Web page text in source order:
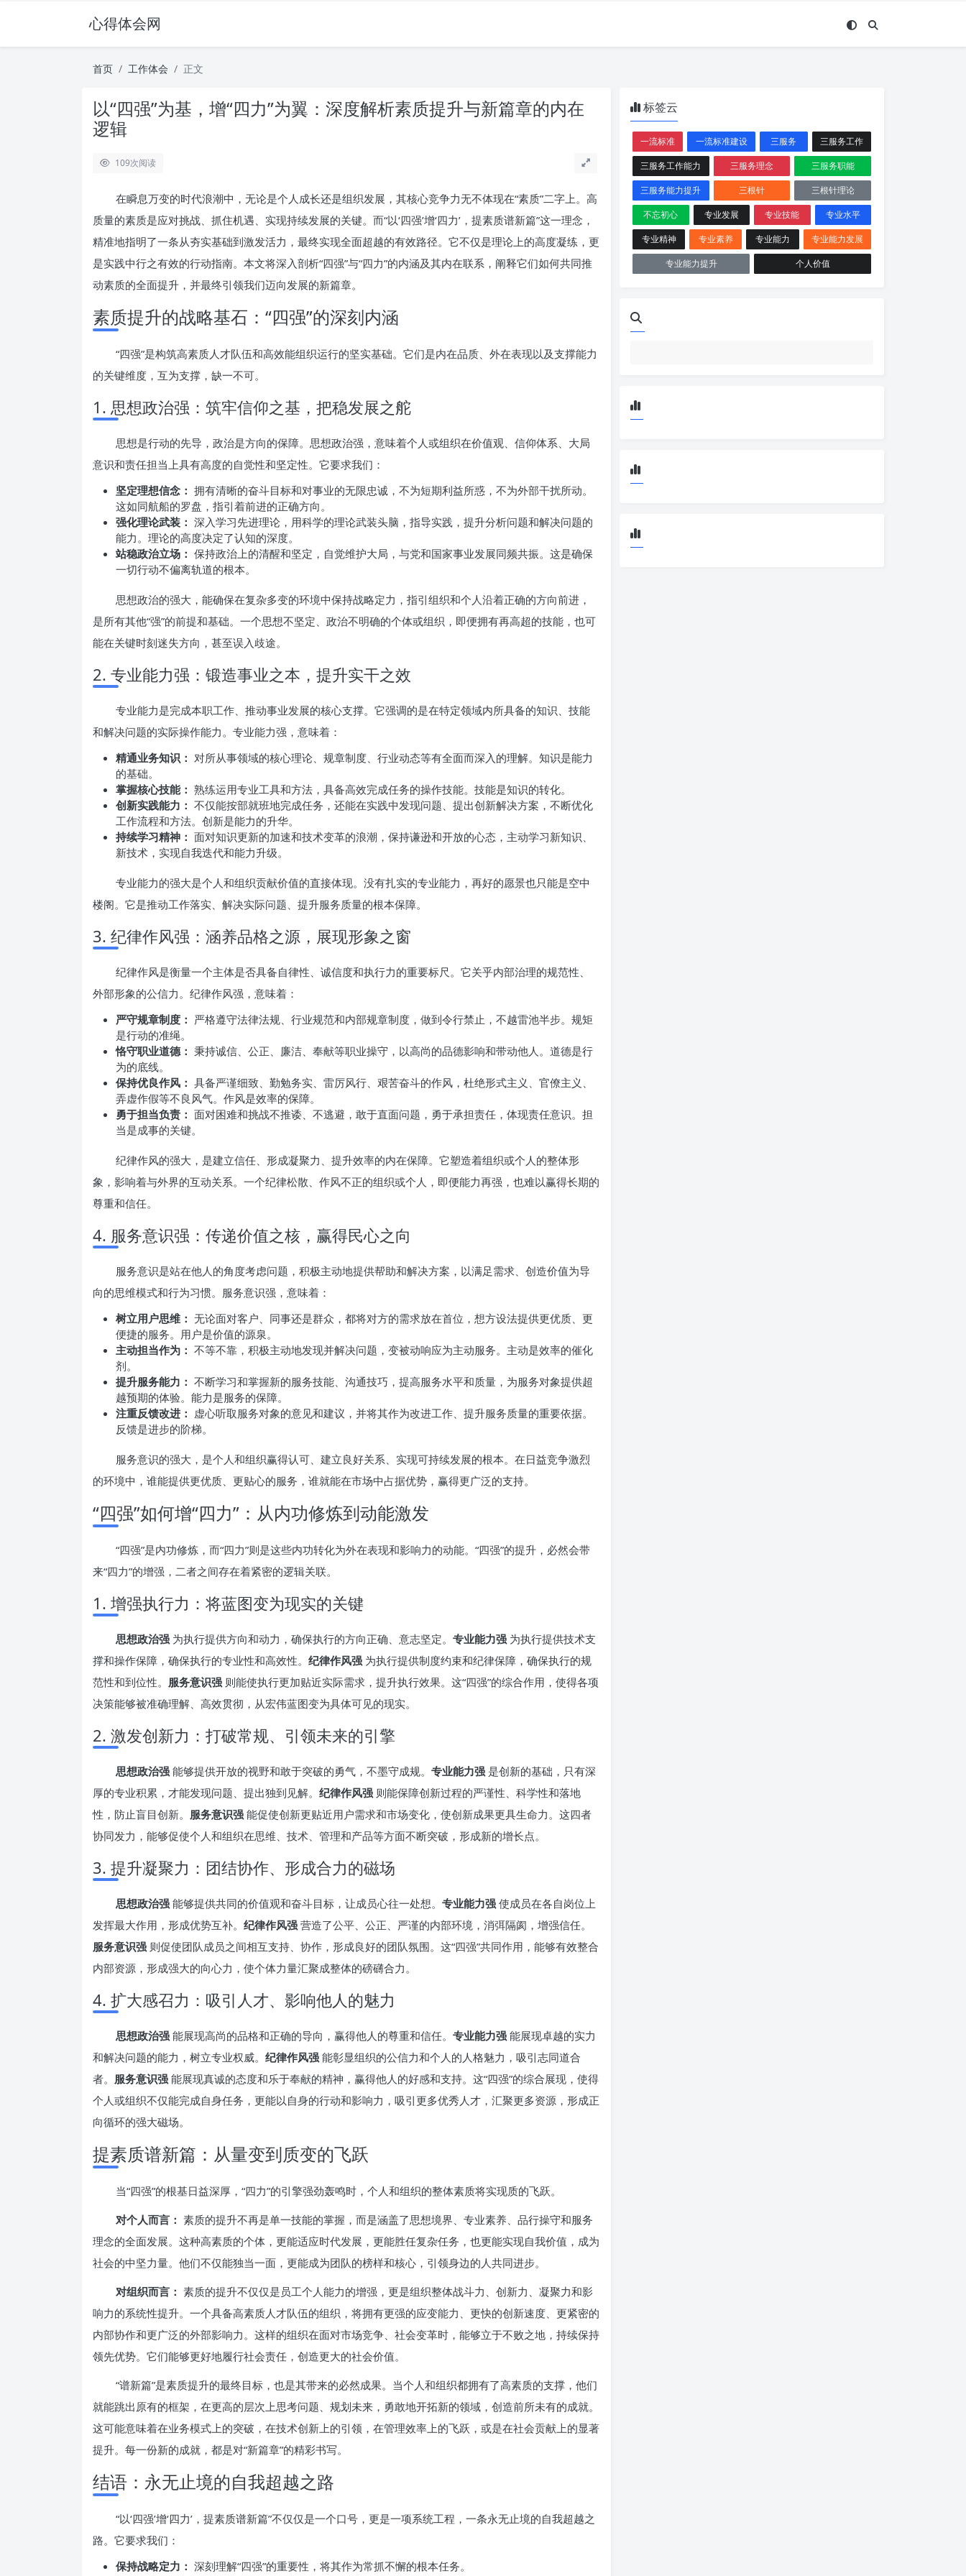
心得体会网
首页 工作体会 正文
以“四强”为基，增“四力”为翼：深度解析素质提升与新篇章的内在
逻辑
109次阅读
在瞬息万变的时代浪潮中，无论是个人成长还是组织发展，其核心竞争力无不体现在“素质”二字上。高
质量的素质是应对挑战、抓住机遇、实现持续发展的关键。而“以‘四强’增‘四力’，提素质谱新篇”这一理念，
精准地指明了一条从夯实基础到激发活力，最终实现全面超越的有效路径。它不仅是理论上的高度凝练，更
是实践中行之有效的行动指南。本文将深入剖析“四强”与“四力”的内涵及其内在联系，阐释它们如何共同推
动素质的全面提升，并最终引领我们迈向发展的新篇章。
素质提升的战略基石：“四强”的深刻内涵
“四强”是构筑高素质人才队伍和高效能组织运行的坚实基础。它们是内在品质、外在表现以及支撑能力
的关键维度，互为支撑，缺一不可。
1. 思想政治强：筑牢信仰之基，把稳发展之舵
思想是行动的先导，政治是方向的保障。思想政治强，意味着个人或组织在价值观、信仰体系、大局
意识和责任担当上具有高度的自觉性和坚定性。它要求我们：
坚定理想信念： 拥有清晰的奋斗目标和对事业的无限忠诚，不为短期利益所惑，不为外部干扰所动。
这如同航船的罗盘，指引着前进的正确方向。
强化理论武装： 深入学习先进理论，用科学的理论武装头脑，指导实践，提升分析问题和解决问题的
能力。理论的高度决定了认知的深度。
站稳政治立场： 保持政治上的清醒和坚定，自觉维护大局，与党和国家事业发展同频共振。这是确保
一切行动不偏离轨道的根本。
思想政治的强大，能确保在复杂多变的环境中保持战略定力，指引组织和个人沿着正确的方向前进，
是所有其他“强”的前提和基础。一个思想不坚定、政治不明确的个体或组织，即便拥有再高超的技能，也可
能在关键时刻迷失方向，甚至误入歧途。
2. 专业能力强：锻造事业之本，提升实干之效
专业能力是完成本职工作、推动事业发展的核心支撑。它强调的是在特定领域内所具备的知识、技能
和解决问题的实际操作能力。专业能力强，意味着：
精通业务知识： 对所从事领域的核心理论、规章制度、行业动态等有全面而深入的理解。知识是能力
的基础。
掌握核心技能： 熟练运用专业工具和方法，具备高效完成任务的操作技能。技能是知识的转化。
创新实践能力： 不仅能按部就班地完成任务，还能在实践中发现问题、提出创新解决方案，不断优化
工作流程和方法。创新是能力的升华。
持续学习精神： 面对知识更新的加速和技术变革的浪潮，保持谦逊和开放的心态，主动学习新知识、
新技术，实现自我迭代和能力升级。
专业能力的强大是个人和组织贡献价值的直接体现。没有扎实的专业能力，再好的愿景也只能是空中
楼阁。它是推动工作落实、解决实际问题、提升服务质量的根本保障。
3. 纪律作风强：涵养品格之源，展现形象之窗
纪律作风是衡量一个主体是否具备自律性、诚信度和执行力的重要标尺。它关乎内部治理的规范性、
外部形象的公信力。纪律作风强，意味着：
严守规章制度： 严格遵守法律法规、行业规范和内部规章制度，做到令行禁止，不越雷池半步。规矩
是行动的准绳。
恪守职业道德： 秉持诚信、公正、廉洁、奉献等职业操守，以高尚的品德影响和带动他人。道德是行
为的底线。
保持优良作风： 具备严谨细致、勤勉务实、雷厉风行、艰苦奋斗的作风，杜绝形式主义、官僚主义、
弄虚作假等不良风气。作风是效率的保障。
勇于担当负责： 面对困难和挑战不推诿、不逃避，敢于直面问题，勇于承担责任，体现责任意识。担
当是成事的关键。
纪律作风的强大，是建立信任、形成凝聚力、提升效率的内在保障。它塑造着组织或个人的整体形
象，影响着与外界的互动关系。一个纪律松散、作风不正的组织或个人，即便能力再强，也难以赢得长期的
尊重和信任。
4. 服务意识强：传递价值之核，赢得民心之向
服务意识是站在他人的角度考虑问题，积极主动地提供帮助和解决方案，以满足需求、创造价值为导
向的思维模式和行为习惯。服务意识强，意味着：
树立用户思维： 无论面对客户、同事还是群众，都将对方的需求放在首位，想方设法提供更优质、更
便捷的服务。用户是价值的源泉。
主动担当作为： 不等不靠，积极主动地发现并解决问题，变被动响应为主动服务。主动是效率的催化
剂。
提升服务能力： 不断学习和掌握新的服务技能、沟通技巧，提高服务水平和质量，为服务对象提供超
越预期的体验。能力是服务的保障。
注重反馈改进： 虚心听取服务对象的意见和建议，并将其作为改进工作、提升服务质量的重要依据。
反馈是进步的阶梯。
服务意识的强大，是个人和组织赢得认可、建立良好关系、实现可持续发展的根本。在日益竞争激烈
的环境中，谁能提供更优质、更贴心的服务，谁就能在市场中占据优势，赢得更广泛的支持。
“四强”如何增“四力”：从内功修炼到动能激发
“四强”是内功修炼，而“四力”则是这些内功转化为外在表现和影响力的动能。“四强”的提升，必然会带
来“四力”的增强，二者之间存在着紧密的逻辑关联。
1. 增强执行力：将蓝图变为现实的关键
思想政治强 为执行提供方向和动力，确保执行的方向正确、意志坚定。 专业能力强 为执行提供技术支
撑和操作保障，确保执行的专业性和高效性。 纪律作风强 为执行提供制度约束和纪律保障，确保执行的规
范性和到位性。 服务意识强 则能使执行更加贴近实际需求，提升执行效果。这“四强”的综合作用，使得各项
决策能够被准确理解、高效贯彻，从宏伟蓝图变为具体可见的现实。
2. 激发创新力：打破常规、引领未来的引擎
思想政治强 能够提供开放的视野和敢于突破的勇气，不墨守成规。 专业能力强 是创新的基础，只有深
厚的专业积累，才能发现问题、提出独到见解。 纪律作风强 则能保障创新过程的严谨性、科学性和落地
性，防止盲目创新。 服务意识强 能促使创新更贴近用户需求和市场变化，使创新成果更具生命力。这四者
协同发力，能够促使个人和组织在思维、技术、管理和产品等方面不断突破，形成新的增长点。
3. 提升凝聚力：团结协作、形成合力的磁场
思想政治强 能够提供共同的价值观和奋斗目标，让成员心往一处想。 专业能力强 使成员在各自岗位上
发挥最大作用，形成优势互补。 纪律作风强 营造了公平、公正、严谨的内部环境，消弭隔阂，增强信任。
服务意识强 则促使团队成员之间相互支持、协作，形成良好的团队氛围。这“四强”共同作用，能够有效整合
内部资源，形成强大的向心力，使个体力量汇聚成整体的磅礴合力。
4. 扩大感召力：吸引人才、影响他人的魅力
思想政治强 能展现高尚的品格和正确的导向，赢得他人的尊重和信任。 专业能力强 能展现卓越的实力
和解决问题的能力，树立专业权威。 纪律作风强 能彰显组织的公信力和个人的人格魅力，吸引志同道合
者。 服务意识强 能展现真诚的态度和乐于奉献的精神，赢得他人的好感和支持。这“四强”的综合展现，使得
个人或组织不仅能完成自身任务，更能以自身的行动和影响力，吸引更多优秀人才，汇聚更多资源，形成正
向循环的强大磁场。
提素质谱新篇：从量变到质变的飞跃
当“四强”的根基日益深厚，“四力”的引擎强劲轰鸣时，个人和组织的整体素质将实现质的飞跃。
对个人而言： 素质的提升不再是单一技能的掌握，而是涵盖了思想境界、专业素养、品行操守和服务
理念的全面发展。这种高素质的个体，更能适应时代发展，更能胜任复杂任务，也更能实现自我价值，成为
社会的中坚力量。他们不仅能独当一面，更能成为团队的榜样和核心，引领身边的人共同进步。
对组织而言： 素质的提升不仅仅是员工个人能力的增强，更是组织整体战斗力、创新力、凝聚力和影
响力的系统性提升。一个具备高素质人才队伍的组织，将拥有更强的应变能力、更快的创新速度、更紧密的
内部协作和更广泛的外部影响力。这样的组织在面对市场竞争、社会变革时，能够立于不败之地，持续保持
领先优势。它们能够更好地履行社会责任，创造更大的社会价值。
“谱新篇”是素质提升的最终目标，也是其带来的必然成果。当个人和组织都拥有了高素质的支撑，他们
就能跳出原有的框架，在更高的层次上思考问题、规划未来，勇敢地开拓新的领域，创造前所未有的成就。
这可能意味着在业务模式上的突破，在技术创新上的引领，在管理效率上的飞跃，或是在社会贡献上的显著
提升。每一份新的成就，都是对“新篇章”的精彩书写。
结语：永无止境的自我超越之路
“以‘四强’增‘四力’，提素质谱新篇”不仅仅是一个口号，更是一项系统工程，一条永无止境的自我超越之
路。它要求我们：
保持战略定力： 深刻理解“四强”的重要性，将其作为常抓不懈的根本任务。
标签云
一流标准 一流标准建设 三服务
三服务工作
三服务工作能力
三服务理念
三服务职能
三服务能力提升
三根针
三根针理论
不忘初心
专业发展 专业技能
专业水平
专业精神
专业素养 专业能力
专业能力发展
专业能力提升
个人价值